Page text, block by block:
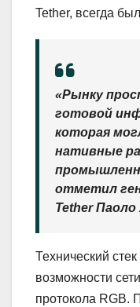
Tether, всегда
«Рынку
готовой
которая
нативные
отметил
Tether
Технический
возможности
протокола RGB.